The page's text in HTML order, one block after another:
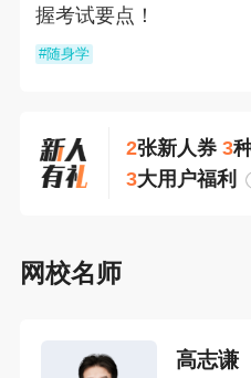
握考试要点！
#随身学
2张新人券 3
3大用户福利
网校名师
高志谦